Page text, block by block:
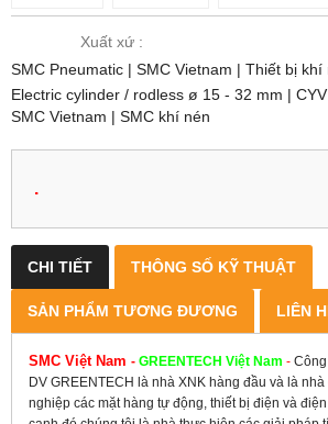
Xuất xứ :
SMC Pneumatic | SMC Vietnam | Thiết bị khí
Electric cylinder / rodless ø 15 - 32 mm |
SMC Vietnam | SMC khí nén
.
CHI TIẾT THÔNG SỐ KỸ THUẬT
SẢN PHẨM TƯƠNG ĐƯƠNG LIÊN
SMC Việt Nam - GREENTECH Việt Nam - Công
DV GREENTECH là nhà XNK hàng đầu và là
nghiệp các mặt hàng tự động, thiết bị điện và